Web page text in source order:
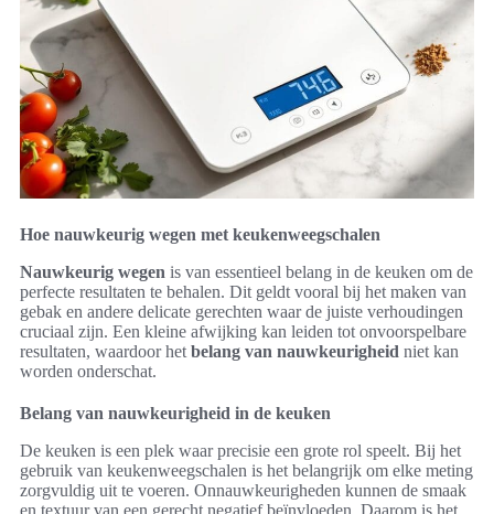
Hoe nauwkeurig wegen met keukenweegschalen
Nauwkeurig wegen is van essentieel belang in de keuken om de
perfecte resultaten te behalen. Dit geldt vooral bij het maken van
gebak en andere delicate gerechten waar de juiste verhoudingen
cruciaal zijn. Een kleine afwijking kan leiden tot onvoorspelbare
resultaten, waardoor het belang van nauwkeurigheid niet kan
worden onderschat.
Belang van nauwkeurigheid in de keuken
De keuken is een plek waar precisie een grote rol speelt. Bij het
gebruik van keukenweegschalen is het belangrijk om elke meting
zorgvuldig uit te voeren. Onnauwkeurigheden kunnen de smaak
en textuur van een gerecht negatief beïnvloeden. Daarom is het